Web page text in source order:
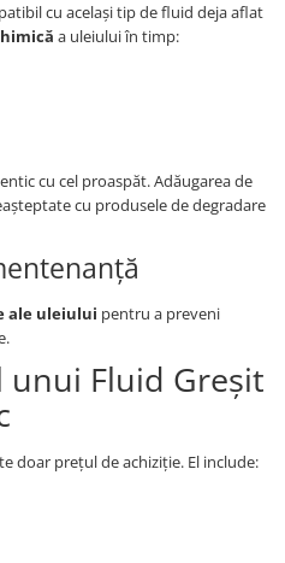
cu același tip de fluid deja aflat
a uleiului în timp:
cu cel proaspăt. Adăugarea de
cu produsele de degradare
ale uleiului pentru a preveni
unui Fluid Greșit
doar prețul de achiziție. El include: